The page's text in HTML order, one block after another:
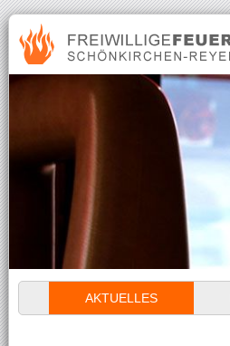
Navigation
AKTUELLES